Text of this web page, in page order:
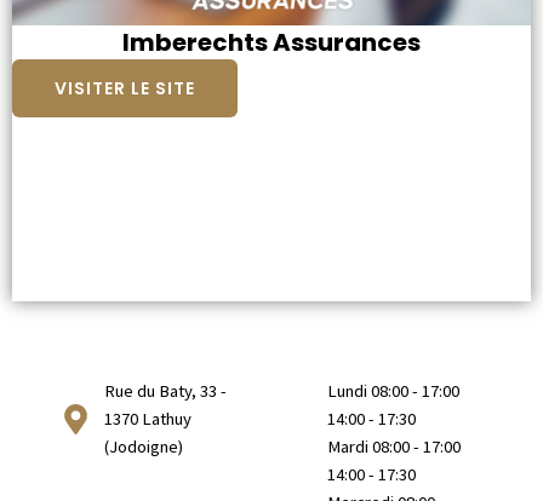
Imberechts Assurances
VISITER LE SITE
Rue du Baty, 33 -
1370 Lathuy
(Jodoigne)
Lundi 08:00 - 17:00
14:00 - 17:30
Mardi 08:00 - 17:00
14:00 - 17:30